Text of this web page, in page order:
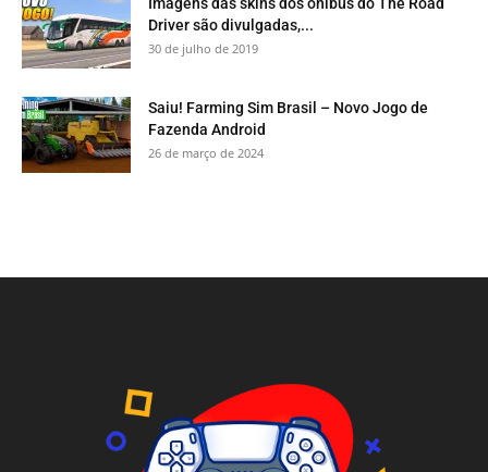
Imagens das skins dos ônibus do The Road
Driver são divulgadas,...
30 de julho de 2019
Saiu! Farming Sim Brasil – Novo Jogo de
Fazenda Android
26 de março de 2024